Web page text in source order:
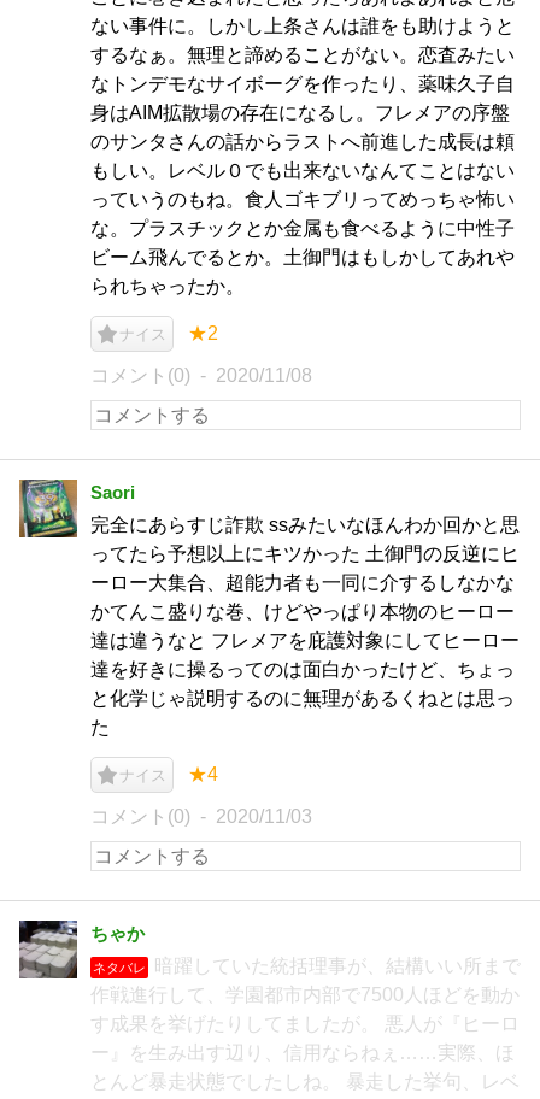
ない事件に。しかし上条さんは誰をも助けようと
するなぁ。無理と諦めることがない。恋査みたい
なトンデモなサイボーグを作ったり、薬味久子自
身はAIM拡散場の存在になるし。フレメアの序盤
のサンタさんの話からラストへ前進した成長は頼
もしい。レベル０でも出来ないなんてことはない
っていうのもね。食人ゴキブリってめっちゃ怖い
な。プラスチックとか金属も食べるように中性子
ビーム飛んでるとか。土御門はもしかしてあれや
られちゃったか。
ナイス ★2
コメント(0) 2020/11/08
Saori
完全にあらすじ詐欺 ssみたいなほんわか回かと思
ってたら予想以上にキツかった 土御門の反逆にヒ
ーロー大集合、超能力者も一同に介するしなかな
かてんこ盛りな巻、けどやっぱり本物のヒーロー
達は違うなと フレメアを庇護対象にしてヒーロー
達を好きに操るってのは面白かったけど、ちょっ
と化学じゃ説明するのに無理があるくねとは思っ
た
ナイス ★4
コメント(0) 2020/11/03
ちゃか
ネタバレ
暗躍していた統括理事が、結構いい所まで
作戦進行して、学園都市内部で7500人ほどを動か
す成果を挙げたりしてましたが。 悪人が『ヒーロ
ー』を生み出す辺り、信用ならねぇ……実際、ほ
とんど暴走状態でしたしね。 暴走した挙句、レベ